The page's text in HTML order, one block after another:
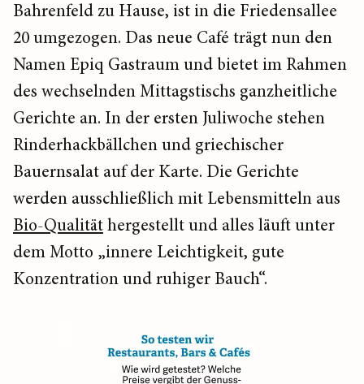
Bahrenfeld zu Hause, ist in die Friedensallee
20 umgezogen. Das neue Café trägt nun den
Namen Epiq Gastraum und bietet im Rahmen
des wechselnden Mittagstischs ganzheitliche
Gerichte an. In der ersten Juliwoche stehen
Rinderhackbällchen und griechischer
Bauernsalat auf der Karte. Die Gerichte
werden ausschließlich mit Lebensmitteln aus
Bio-Qualitäthergestellt und alles läuft unter
dem Motto „innere Leichtigkeit, gute
Konzentration und ruhiger Bauch“.